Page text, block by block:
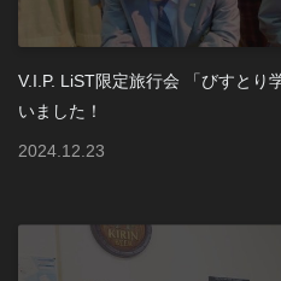
V.I.P. LiST限定旅行会 「びすとり
いました！
2024 12 23